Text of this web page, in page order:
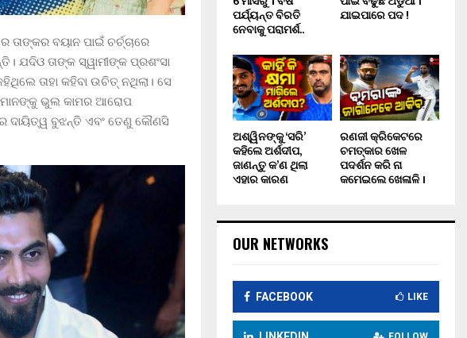
ତାଙ୍କର ବୟାନ ପାଇଁ ଚର୍ଚ୍ଚାରେ
ଯଦିଓ ତାଙ୍କ ସ୍ୱାମୀଙ୍କ ପ୍ରଶଂସା
ତାହା କହିବା ଉଚିତ୍ ନଥିଲା। ସେ
ଭୁଲ କାମର ଆରୋପ
ଦାୟିତ୍ୱ ବୁଝନ୍ତି ଏବଂ ତେଣୁ କୌଣସି
ପର୍ଯ୍ୟନ୍ତ ବିରତି
ନେବାକୁ ପରାମର୍ଶ..
ଯାଇପାରେ ପଦ !
ଅଶ୍ୱିନଙ୍କୁ ‘ସରି’
କହିଲେ ଅର୍ଶଦୀପ,
ଜାଣନ୍ତୁ କ’ଣ ଥିଲା
ଏହାର କାରଣ
ରଣଜୀ କ୍ରିକେଟରେ
ଚମତ୍କାର ଖେଳ
ପଦର୍ଶନ କରି ନା
କମେଇଲେ ଖେଳାଳି ।
OUR NETWORKS
FACEBOOK LIKE